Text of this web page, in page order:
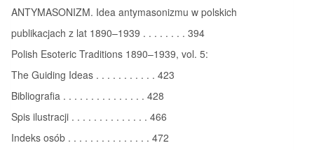
ANTYMASONIZM. Idea antymasonizmu w polskich
publikacjach z lat 1890–1939 . . . . . . . . 394
Polish Esoteric Traditions 1890–1939, vol. 5:
The Guiding Ideas . . . . . . . . . . . 423
Bibliografia . . . . . . . . . . . . . . . 428
Spis ilustracji . . . . . . . . . . . . . . 466
Indeks osób . . . . . . . . . . . . . . . 472